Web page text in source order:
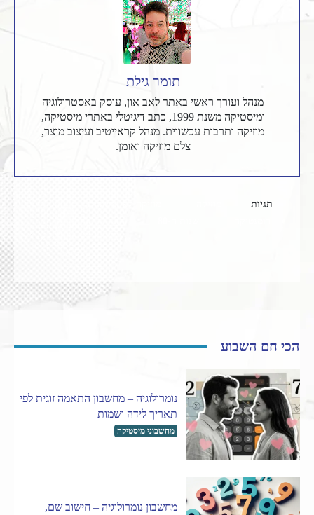
הכי חם השבוע
נומרולוגיה – מחשבון התאמה זוגית לפי
תאריך לידה ושמות
מחשבוני מיסטיקה
מחשבון נומרולוגיה – חישוב שם,
תומר גילת
מנהל ועורך ראשי באתר לאב און, עוסק באסטרולוגיה
ומיסטיקה משנת 1999, כתב דיגיטלי באתרי מיסטיקה,
מוזיקה ותרבות עכשווית. מנהל קראייטיב ועיצוב מוצר,
צלם מוזיקה ואומן.
תגיות